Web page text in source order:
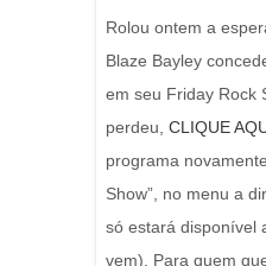
Rolou ontem a
Blaze Bayley
em seu Friday Rock
perdeu, CLIQUE
programa
Show”, no menu a
só estará disponível
vem). Para quem